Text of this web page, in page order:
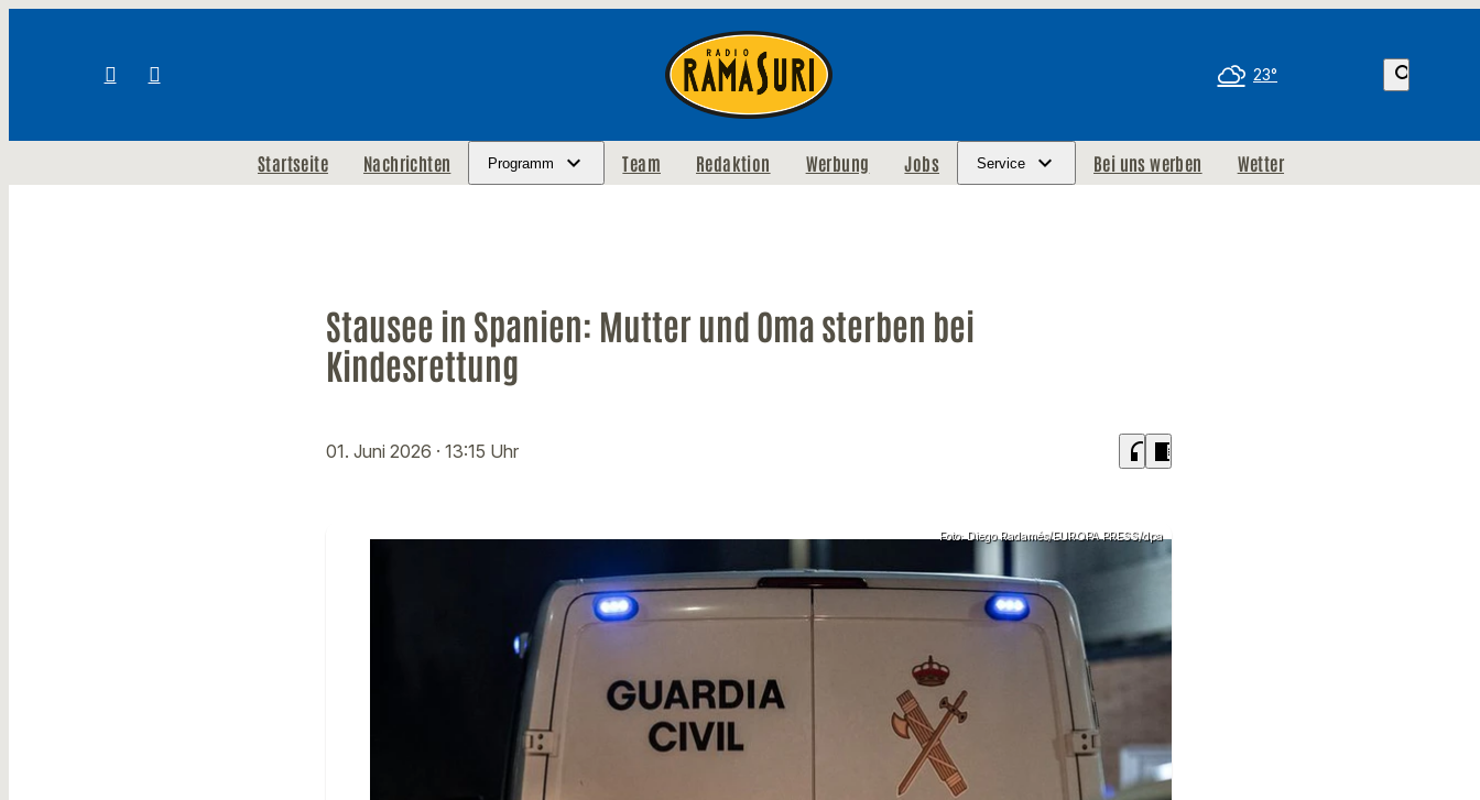
23° search
Startseite Nachrichten Programm Team Redaktion Werbung Jobs Service Bei uns werben Wetter
Stausee in Spanien: Mutter und Oma sterben bei
Kindesrettung
01. Juni 2026 · 13:15 Uhr headphones chrome_reader_mode
Foto: Diego Radamés/EUROPA PRESS/dpa